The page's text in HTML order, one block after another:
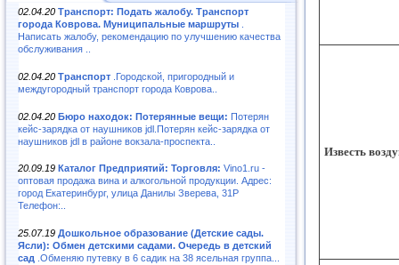
02.04.20 Транспорт: Подать жалобу. Транспорт
города Коврова. Муниципальные маршруты
Написать жалобу, рекомендацию по улучшению качества
обслуживания ..
02.04.20 Транспорт .Городской, пригородный и
междугородный транспорт города Коврова..
02.04.20 Бюро находок: Потерянные вещи: Потерян
кейс-зарядка от наушников jdl.Потерян кейс-зарядка от
наушников jdl в районе вокзала-проспекта..
20.09.19 Каталог Предприятий: Торговля: Vino1.ru -
оптовая продажа вина и алкогольной продукции. Адрес:
город Екатеринбург, улица Данилы Зверева, 31Р
Телефон:..
25.07.19 Дошкольное образование (Детские сады.
Ясли): Обмен детскими садами. Очередь в детский
сад .Обменяю путевку в 6 садик на 38 ясельная группа...
Известь